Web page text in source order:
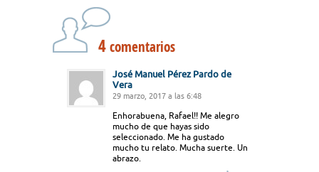
4comentarios
José Manuel Pérez Pardo de
Vera
29 marzo, 2017 a las 6:48
Enhorabuena, Rafael!! Me alegro
mucho de que hayas sido
seleccionado. Me ha gustado
mucho tu relato. Mucha suerte. Un
abrazo.